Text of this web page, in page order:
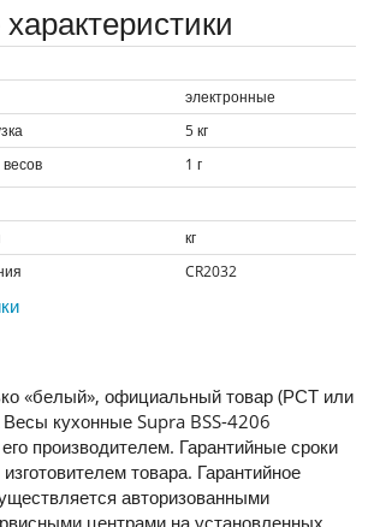
электронные
5кг
1 г
кг
CR2032
«белый», официальный товар (РСТ или
Весы кухонные Supra BSS-4206
производителем. Гарантийные сроки
товара. Гарантийное
авторизованными
центрами на установленных